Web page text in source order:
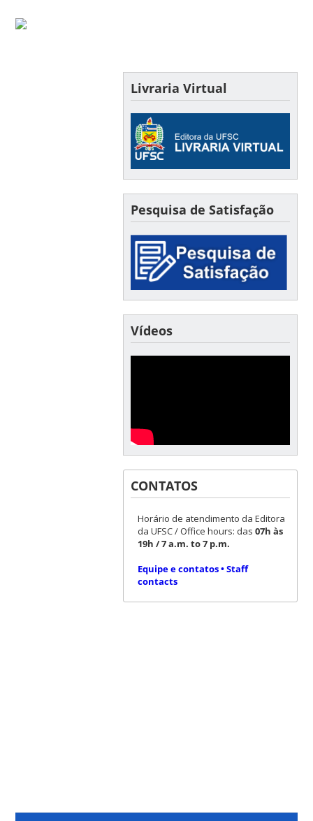
Livraria Virtual
Pesquisa de Satisfação
Vídeos
CONTATOS
Horário de atendimento da Editora
da UFSC / Office hours: das 07h às
19h / 7 a.m. to 7 p.m.
Equipe e contatos • Staff
contacts